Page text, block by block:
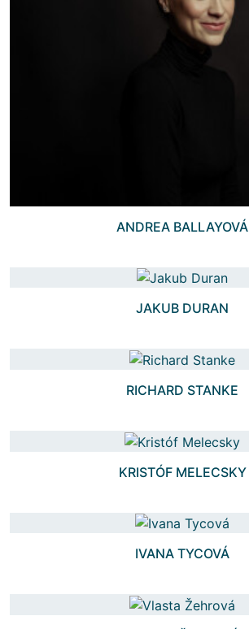
ANDREA BALLAYOVÁ
JAKUB DURAN
RICHARD STANKE
KRISTÓF MELECSKY
IVANA TYCOVÁ